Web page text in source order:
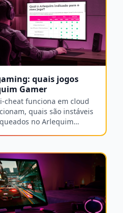
quais jogos
Gamer
cheat funciona em cloud
quais são instáveis
no Arlequim